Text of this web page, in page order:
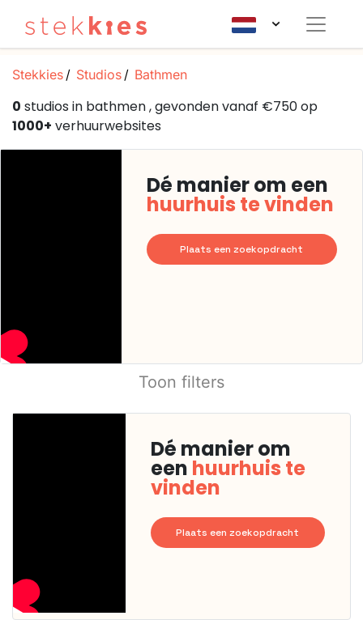
Stekkies Studios Bathmen
0 studios in bathmen , gevonden vanaf €750 op
1000+ verhuurwebsites
Dé manier om een
huurhuis te vinden
Plaats een zoekopdracht
Toon filters
Dé manier om
een huurhuis te
vinden
Plaats een zoekopdracht